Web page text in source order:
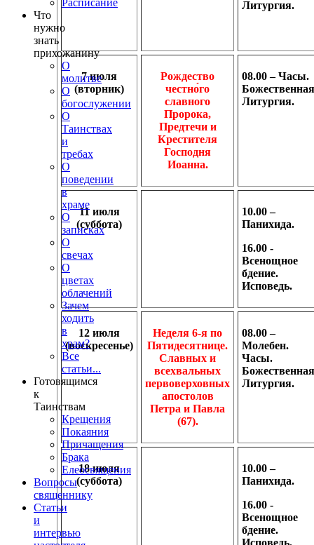
Литургия.
7 июля
(вторник)
Рождество
честно́го
славного
Пророка,
Предтечи и
Крестителя
Господня
Иоанна.
08.00 – Часы.
Литургия.
11 июля
(суббота)
10.00 –
Панихида.
16.00 -
Всенощное
бдение.
Исповедь.
12 июля
(воскресенье)
Неделя 6-я по
Пятидесятнице.
Славных и
всехвальных
первоверховных
апостолов
Петра и Павла
(67).
08.00 –
Молебен.
Часы.
Литургия.
18 июля
(суббота)
10.00 –
Панихида.
16.00 -
Всенощное
бдение.
Расписание
Что
нужно
знать
прихожанину
О
молитве
О
богослужении
О
Таинствах
и
требах
О
поведении
в
храме
О
записках
О
свечах
О
цветах
облачений
Зачем
ходить
в
храм?
Все
статьи...
Готовящимся
к
Таинствам
Крещения
Покаяния
Причащения
Брака
Елеосвящения
Вопросы
священнику
Статьи
и
интервью